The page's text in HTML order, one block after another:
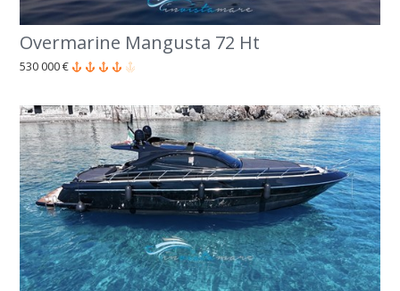
Overmarine Mangusta 72 Ht
530 000 €